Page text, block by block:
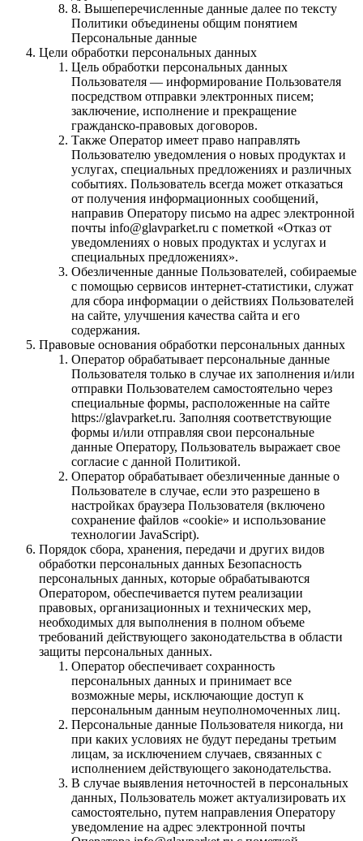
8. Вышеперечисленные данные далее по тексту
Политики объединены общим понятием
Персональные данные
Цели обработки персональных данных
Цель обработки персональных данных
Пользователя — информирование Пользователя
посредством отправки электронных писем;
заключение, исполнение и прекращение
гражданско-правовых договоров.
Также Оператор имеет право направлять
Пользователю уведомления о новых продуктах и
услугах, специальных предложениях и различных
событиях. Пользователь всегда может отказаться
от получения информационных сообщений,
направив Оператору письмо на адрес электронной
почты info@glavparket.ru с пометкой «Отказ от
уведомлениях о новых продуктах и услугах и
специальных предложениях».
Обезличенные данные Пользователей, собираемые
с помощью сервисов интернет-статистики, служат
для сбора информации о действиях Пользователей
на сайте, улучшения качества сайта и его
содержания.
Правовые основания обработки персональных данных
Оператор обрабатывает персональные данные
Пользователя только в случае их заполнения и/или
отправки Пользователем самостоятельно через
специальные формы, расположенные на сайте
https://glavparket.ru. Заполняя соответствующие
формы и/или отправляя свои персональные
данные Оператору, Пользователь выражает свое
согласие с данной Политикой.
Оператор обрабатывает обезличенные данные о
Пользователе в случае, если это разрешено в
настройках браузера Пользователя (включено
сохранение файлов «cookie» и использование
технологии JavaScript).
Порядок сбора, хранения, передачи и других видов
обработки персональных данных Безопасность
персональных данных, которые обрабатываются
Оператором, обеспечивается путем реализации
правовых, организационных и технических мер,
необходимых для выполнения в полном объеме
требований действующего законодательства в области
защиты персональных данных.
Оператор обеспечивает сохранность
персональных данных и принимает все
возможные меры, исключающие доступ к
персональным данным неуполномоченных лиц.
Персональные данные Пользователя никогда, ни
при каких условиях не будут переданы третьим
лицам, за исключением случаев, связанных с
исполнением действующего законодательства.
В случае выявления неточностей в персональных
данных, Пользователь может актуализировать их
самостоятельно, путем направления Оператору
уведомление на адрес электронной почты